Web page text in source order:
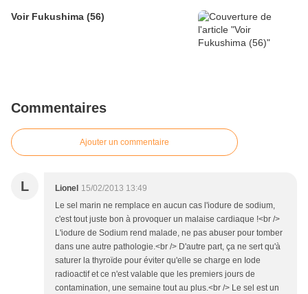
Voir Fukushima (56)
Commentaires
Ajouter un commentaire
L Lionel 15/02/2013 13:49
Le sel marin ne remplace en aucun cas l'iodure de sodium,
c'est tout juste bon à provoquer un malaise cardiaque !<br />
L'iodure de Sodium rend malade, ne pas abuser pour tomber
dans une autre pathologie.<br /> D'autre part, ça ne sert qu'à
saturer la thyroïde pour éviter qu'elle se charge en Iode
radioactif et ce n'est valable que les premiers jours de
contamination, une semaine tout au plus.<br /> Le sel est un